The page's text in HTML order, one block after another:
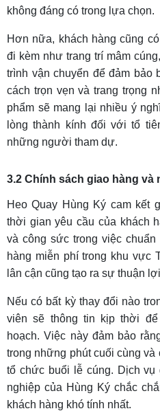
không đáng có trong lựa chọn.
Hơn nữa, khách hàng cũng
đi kèm như trang trí mâm
trình vận chuyển để đảm bảo
cách trọn vẹn và trang trọng
phẩm sẽ mang lại nhiều ý
lòng thành kính đối với tổ
những người tham dự.
3.2 Chính sách giao hàng và
Heo Quay Hùng Ký cam kết
thời gian yêu cầu của khách
và công sức trong việc
hàng miễn phí trong khu vực
lân cận cũng tạo ra sự thuận
Nếu có bất kỳ thay đổi nào
viên sẽ thông tin kịp thời
hoạch. Việc này đảm bảo
trong những phút cuối cùng
tổ chức buổi lễ cúng. Dịch vụ
nghiệp của Hùng Ký chắc
khách hàng khó tính nhất.